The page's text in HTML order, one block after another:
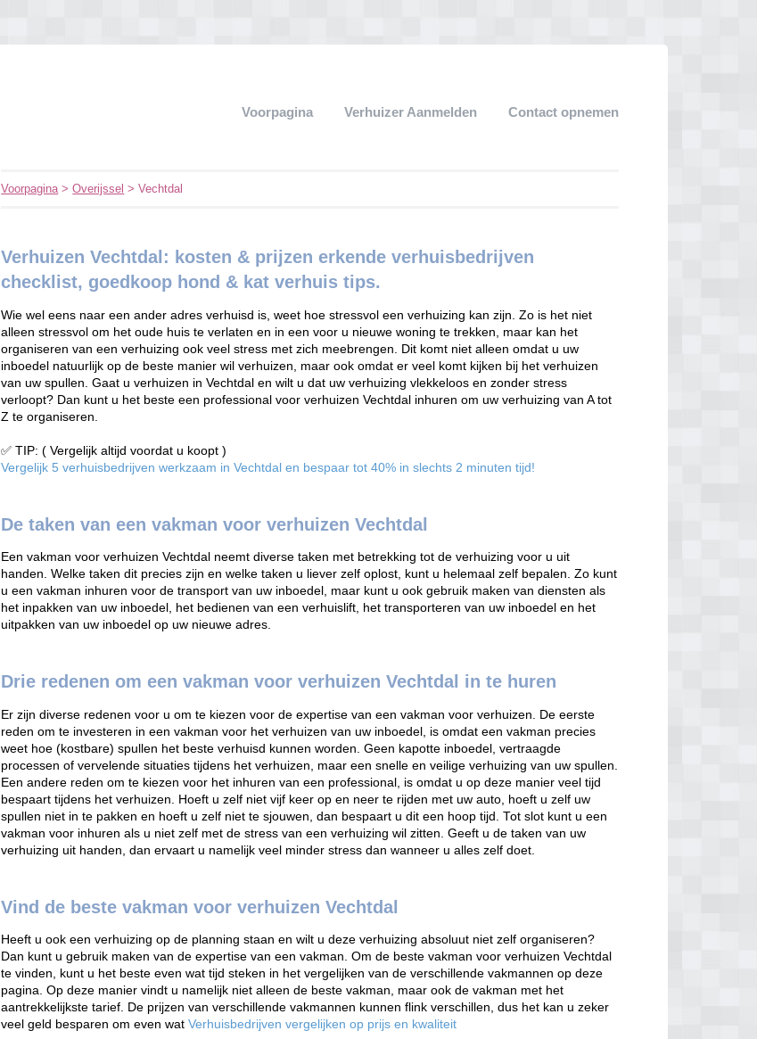
Voorpagina Verhuizer Aanmelden Contact opnemen
Voorpagina>Overijssel > Vechtdal
Verhuizen Vechtdal: kosten & prijzen erkende verhuisbedrijven
checklist, goedkoop hond & kat verhuis tips.
Wie wel eens naar een ander adres verhuisd is, weet hoe stressvol een verhuizing kan zijn. Zo is het niet
alleen stressvol om het oude huis te verlaten en in een voor u nieuwe woning te trekken, maar kan het
organiseren van een verhuizing ook veel stress met zich meebrengen. Dit komt niet alleen omdat u uw
inboedel natuurlijk op de beste manier wil verhuizen, maar ook omdat er veel komt kijken bij het verhuizen
van uw spullen. Gaat u verhuizen in Vechtdal en wilt u dat uw verhuizing vlekkeloos en zonder stress
verloopt? Dan kunt u het beste een professional voor verhuizen Vechtdal inhuren om uw verhuizing van A tot
Z te organiseren.
✅ TIP: ( Vergelijk altijd voordat u koopt )
Vergelijk 5 verhuisbedrijven werkzaam in Vechtdal en bespaar tot 40% in slechts 2 minuten tijd!
De taken van een vakman voor verhuizen Vechtdal
Een vakman voor verhuizen Vechtdal neemt diverse taken met betrekking tot de verhuizing voor u uit
handen. Welke taken dit precies zijn en welke taken u liever zelf oplost, kunt u helemaal zelf bepalen. Zo kunt
u een vakman inhuren voor de transport van uw inboedel, maar kunt u ook gebruik maken van diensten als
het inpakken van uw inboedel, het bedienen van een verhuislift, het transporteren van uw inboedel en het
uitpakken van uw inboedel op uw nieuwe adres.
Drie redenen om een vakman voor verhuizen Vechtdal in te huren
Er zijn diverse redenen voor u om te kiezen voor de expertise van een vakman voor verhuizen. De eerste
reden om te investeren in een vakman voor het verhuizen van uw inboedel, is omdat een vakman precies
weet hoe (kostbare) spullen het beste verhuisd kunnen worden. Geen kapotte inboedel, vertraagde
processen of vervelende situaties tijdens het verhuizen, maar een snelle en veilige verhuizing van uw spullen.
Een andere reden om te kiezen voor het inhuren van een professional, is omdat u op deze manier veel tijd
bespaart tijdens het verhuizen. Hoeft u zelf niet vijf keer op en neer te rijden met uw auto, hoeft u zelf uw
spullen niet in te pakken en hoeft u zelf niet te sjouwen, dan bespaart u dit een hoop tijd. Tot slot kunt u een
vakman voor inhuren als u niet zelf met de stress van een verhuizing wil zitten. Geeft u de taken van uw
verhuizing uit handen, dan ervaart u namelijk veel minder stress dan wanneer u alles zelf doet.
Vind de beste vakman voor verhuizen Vechtdal
Heeft u ook een verhuizing op de planning staan en wilt u deze verhuizing absoluut niet zelf organiseren?
Dan kunt u gebruik maken van de expertise van een vakman. Om de beste vakman voor verhuizen Vechtdal
te vinden, kunt u het beste even wat tijd steken in het vergelijken van de verschillende vakmannen op deze
pagina. Op deze manier vindt u namelijk niet alleen de beste vakman, maar ook de vakman met het
aantrekkelijkste tarief. De prijzen van verschillende vakmannen kunnen flink verschillen, dus het kan u zeker
veel geld besparen om even watVerhuisbedrijven vergelijken op prijs en kwaliteit